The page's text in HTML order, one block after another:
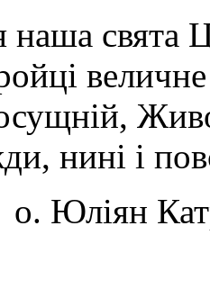
свята
нині і
о. Юліян